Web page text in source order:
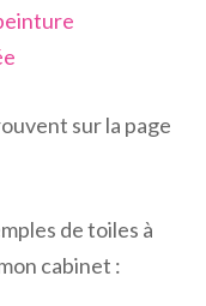
sur la page
de toiles à
cabinet :